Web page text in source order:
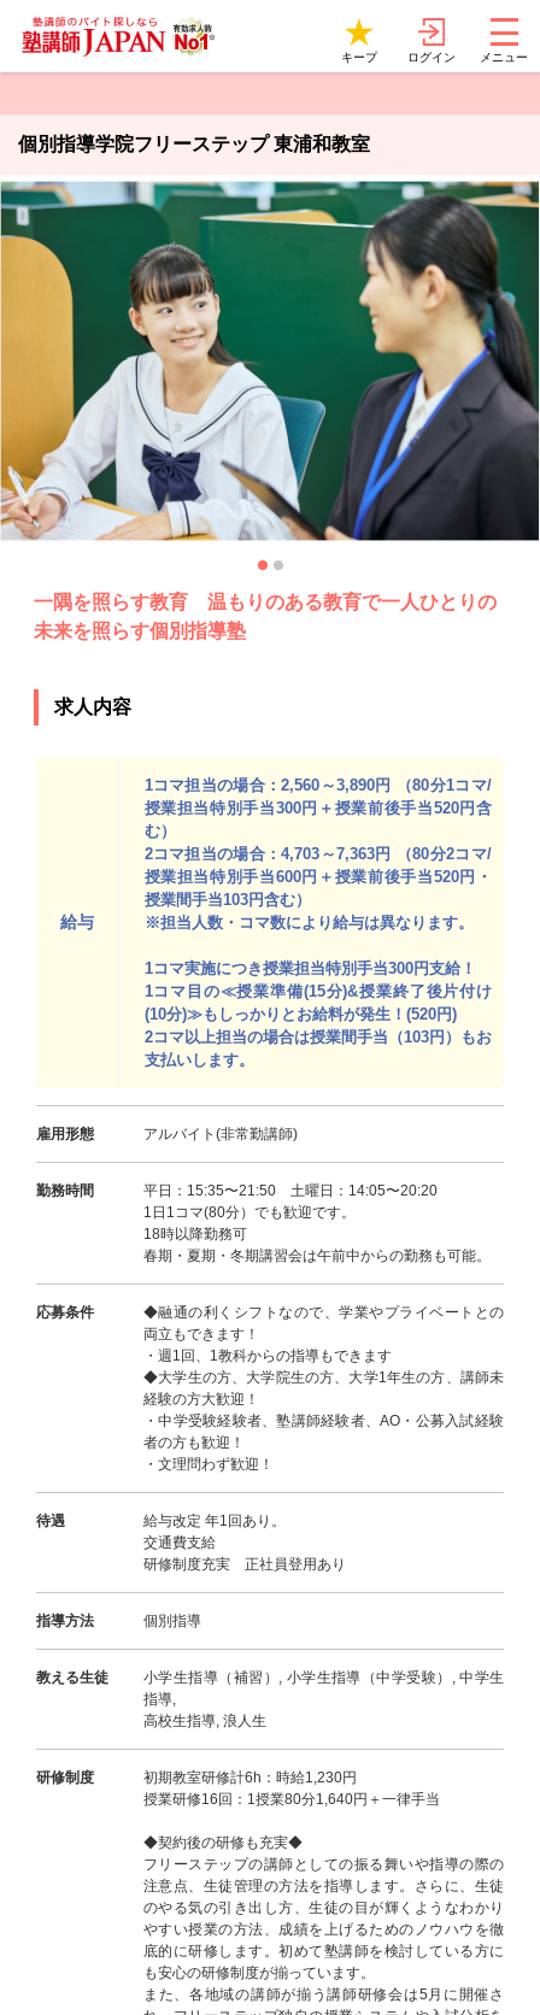
キープ ログイン メニュー
個別指導学院フリーステップ 東浦和教室
一隅を照らす教育 温もりのある教育で一人ひとりの
未来を照らす個別指導塾
求人内容
給与
1コマ担当の場合：2,560～3,890円 （80分1コマ/
授業担当特別手当300円＋授業前後手当520円含
む）
2コマ担当の場合：4,703～7,363円 （80分2コマ/
授業担当特別手当600円＋授業前後手当520円・
授業間手当103円含む）
※担当人数・コマ数により給与は異なります。
1コマ実施につき授業担当特別手当300円支給！
1コマ目の≪授業準備(15分)&授業終了後片付け
(10分)≫もしっかりとお給料が発生！(520円)
2コマ以上担当の場合は授業間手当（103円）もお
支払いします。
雇用形態 アルバイト(非常勤講師)
勤務時間
平日：15:35〜21:50 土曜日：14:05〜20:20
1日1コマ(80分）でも歓迎です。
18時以降勤務可
春期・夏期・冬期講習会は午前中からの勤務も可能。
応募条件
◆融通の利くシフトなので、学業やプライベートとの
両立もできます！
・週1回、1教科からの指導もできます
◆大学生の方、大学院生の方、大学1年生の方、講師未
経験の方大歓迎！
・中学受験経験者、塾講師経験者、AO・公募入試経験
者の方も歓迎！
・文理問わず歓迎！
待遇
給与改定 年1回あり。
交通費支給
研修制度充実 正社員登用あり
指導方法 個別指導
教える生徒
小学生指導（補習）, 小学生指導（中学受験）, 中学生
指導,
高校生指導, 浪人生
研修制度
初期教室研修計6h：時給1,230円
授業研修16回：1授業80分1,640円＋一律手当
◆契約後の研修も充実◆
フリーステップの講師としての振る舞いや指導の際の
注意点、生徒管理の方法を指導します。さらに、生徒
のやる気の引き出し方、生徒の目が輝くようなわかり
やすい授業の方法、成績を上げるためのノウハウを徹
底的に研修します。初めて塾講師を検討している方に
も安心の研修制度が揃っています。
また、各地域の講師が揃う講師研修会は5月に開催さ